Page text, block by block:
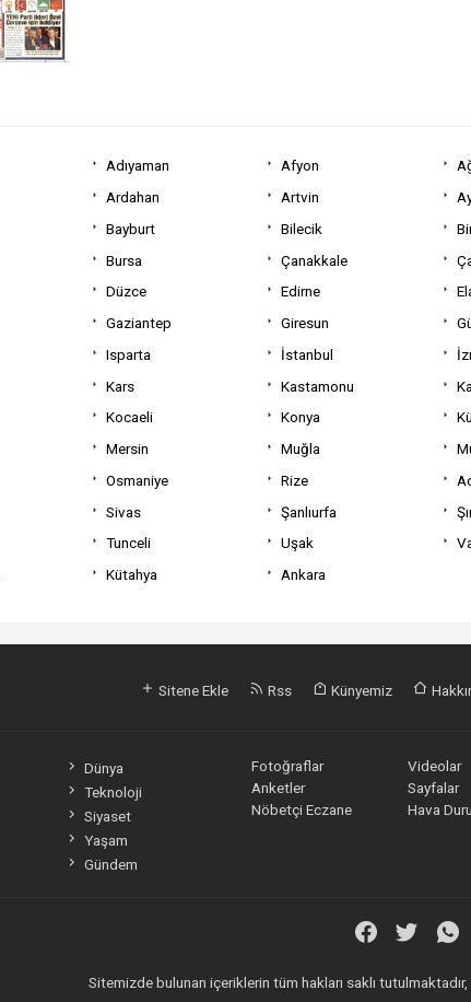
Adıyaman Afyon
Ardahan Artvin
Bayburt Bilecik
Bursa Çanakkale
Düzce Edirne
Gaziantep Giresun
Isparta İstanbul
Kars Kastamonu
Kocaeli Konya
Mersin Muğla
Osmaniye Rize
Sivas Şanlıurfa
Tunceli Uşak
Kütahya Ankara
Sitene Ekle Rss Künyemiz
Dünya
Teknoloji
Siyaset
Yaşam
Gündem
Fotoğraflar Videolar
Anketler
Sayfalar
Nöbetçi Eczane
Hava
Sitemizde bulunan içeriklerin tüm hakları saklı